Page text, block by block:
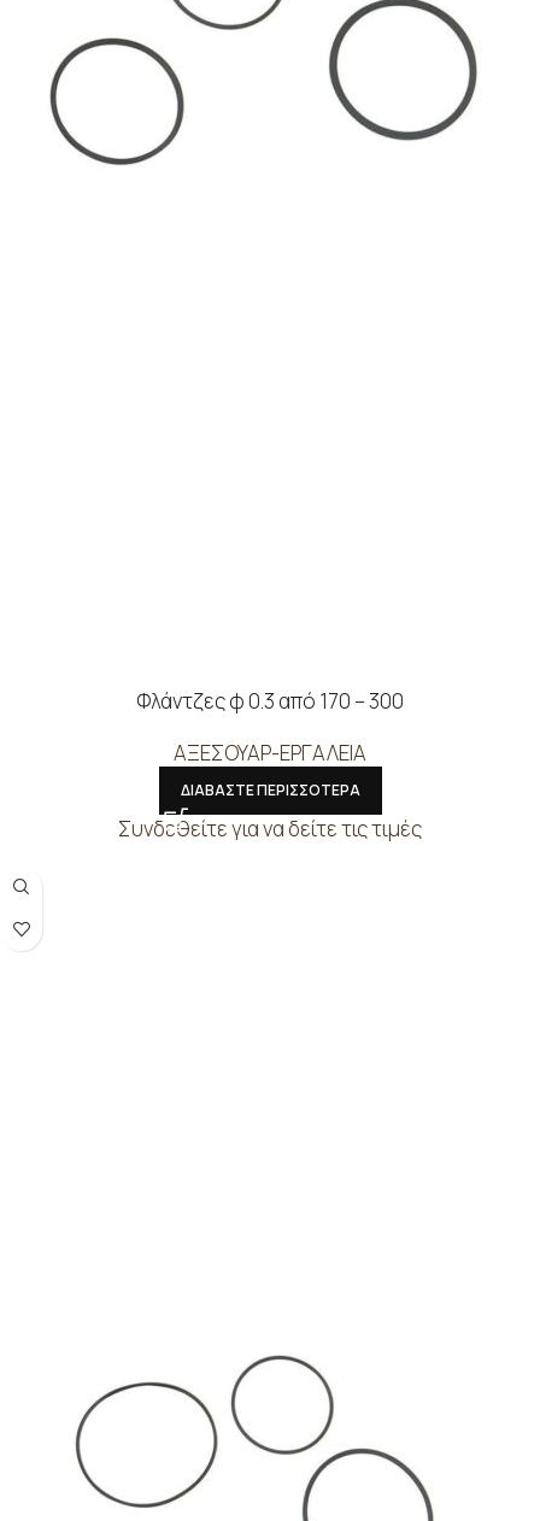
Φλάντζες φ 0.3 από 170 – 300
ΑΞΕΣΟΥΑΡ-ΕΡΓΑΛΕΙΑ
ΔΙΑΒΑΣΤΕ ΠΕΡΙΣΣΟΤΕΡΑ
Συνδεθείτε για να δείτε τις τιμές